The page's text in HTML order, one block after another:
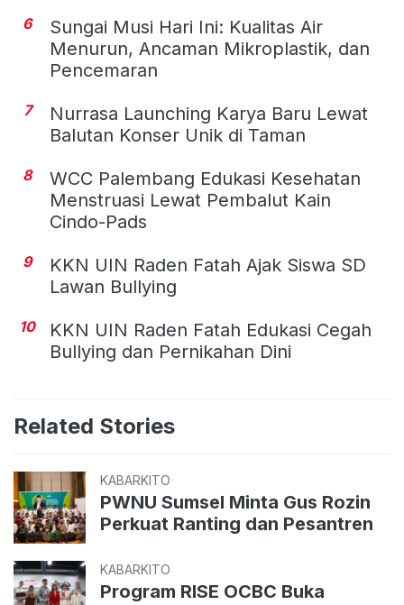
6
Sungai Musi Hari Ini: Kualitas Air
Menurun, Ancaman Mikroplastik, dan
Pencemaran
7
Nurrasa Launching Karya Baru Lewat
Balutan Konser Unik di Taman
8
WCC Palembang Edukasi Kesehatan
Menstruasi Lewat Pembalut Kain
Cindo-Pads
9
KKN UIN Raden Fatah Ajak Siswa SD
Lawan Bullying
10
KKN UIN Raden Fatah Edukasi Cegah
Bullying dan Pernikahan Dini
Related Stories
KABARKITO
PWNU Sumsel Minta Gus Rozin
Perkuat Ranting dan Pesantren
KABARKITO
Program RISE OCBC Buka